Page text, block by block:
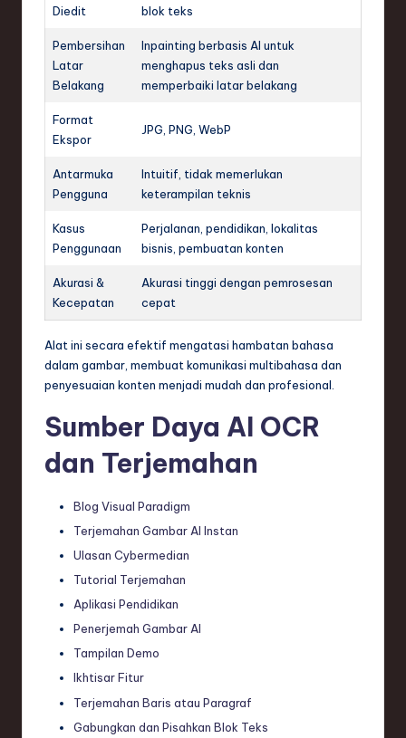
Diedit
blok teks
Pembersihan
Latar
Belakang
Inpainting berbasis AI untuk
menghapus teks asli dan
memperbaiki latar belakang
Format
Ekspor
JPG, PNG, WebP
Antarmuka
Pengguna
Intuitif, tidak memerlukan
keterampilan teknis
Kasus
Penggunaan
Perjalanan, pendidikan, lokalitas
bisnis, pembuatan konten
Akurasi &
Kecepatan
Akurasi tinggi dengan pemrosesan
cepat
Alat ini secara efektif mengatasi hambatan bahasa
dalam gambar, membuat komunikasi multibahasa dan
penyesuaian konten menjadi mudah dan profesional.
Sumber Daya AI OCR
dan Terjemahan
Blog Visual Paradigm
Terjemahan Gambar AI Instan
Ulasan Cybermedian
Tutorial Terjemahan
Aplikasi Pendidikan
Penerjemah Gambar AI
Tampilan Demo
Ikhtisar Fitur
Terjemahan Baris atau Paragraf
Gabungkan dan Pisahkan Blok Teks